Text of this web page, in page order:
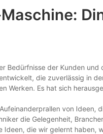
Bedürfnisse der Kunden
die zuverlässig in
Werken. Es hat sich
von Ideen,
die Gelegenheit,
Ideen, die wir gelernt